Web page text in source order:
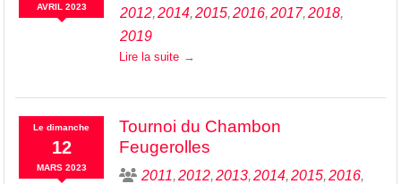
AVRIL 2023
2012 2014 2015 2016 2017 2018
2019
Lire la suite
Ledimanche
12
MARS 2023
Tournoi du Chambon
Feugerolles
2011 2012 2013 2014 2015 2016